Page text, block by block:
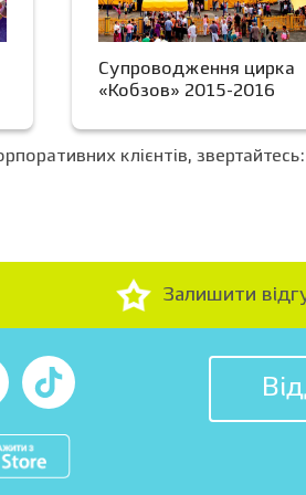
Супроводження цирка
«Кобзов» 2015-2016
клієнтів, звертайтесь:
Залишити